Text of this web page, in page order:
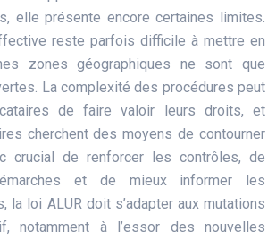
elle présente encore certaines limites.
reste parfois difficile à mettre en
zones géographiques ne sont que
La complexité des procédures peut
de faire valoir leurs droits, et
cherchent des moyens de contourner
crucial de renforcer les contrôles, de
et de mieux informer les
la loi ALUR doit s’adapter aux mutations
notamment à l’essor des nouvelles